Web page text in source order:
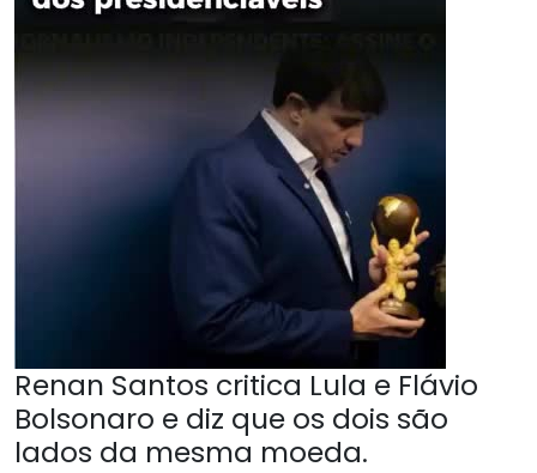
Renan Santos critica Lula e Flávio
Bolsonaro e diz que os dois são
lados da mesma moeda.